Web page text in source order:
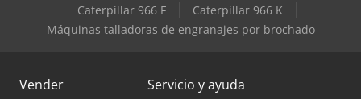
Caterpillar 966 F
Caterpillar 966 K
Máquinas talladoras de engranajes por brochado
Vender Servicio y ayuda